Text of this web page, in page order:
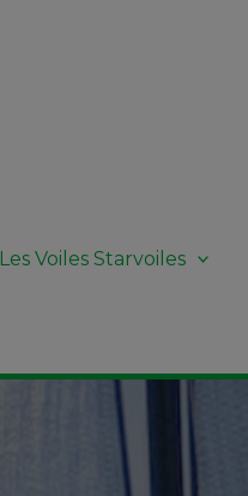
Les Voiles Starvoiles